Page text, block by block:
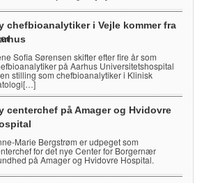
chefbioanalytiker i Vejle kommer fra
Sofia Sørensen skifter efter fire år som
på Aarhus Universitetshospital
stilling som chefbioanalytiker i Klinisk
centerchef på Amager og Hvidovre
Marie Bergstrøm er udpeget som
for det nye Center for Borgernær
på Amager og Hvidovre Hospital.